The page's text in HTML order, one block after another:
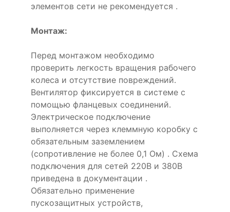
элементов сети не рекомендуется .
Монтаж:
Перед монтажом необходимо
проверить легкость вращения рабочего
колеса и отсутствие повреждений.
Вентилятор фиксируется в системе с
помощью фланцевых соединений.
Электрическое подключение
выполняется через клеммную коробку с
обязательным заземлением
(сопротивление не более 0,1 Ом) . Схема
подключения для сетей 220В и 380В
приведена в документации .
Обязательно применение
пускозащитных устройств,